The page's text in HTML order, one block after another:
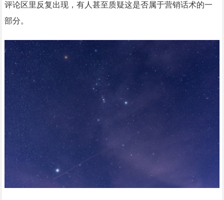
评论区里反复出现，有人甚至质疑这是否属于营销话术的一
部分。